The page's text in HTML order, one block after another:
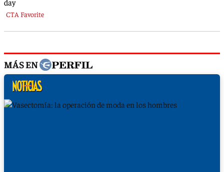
MÁS EN